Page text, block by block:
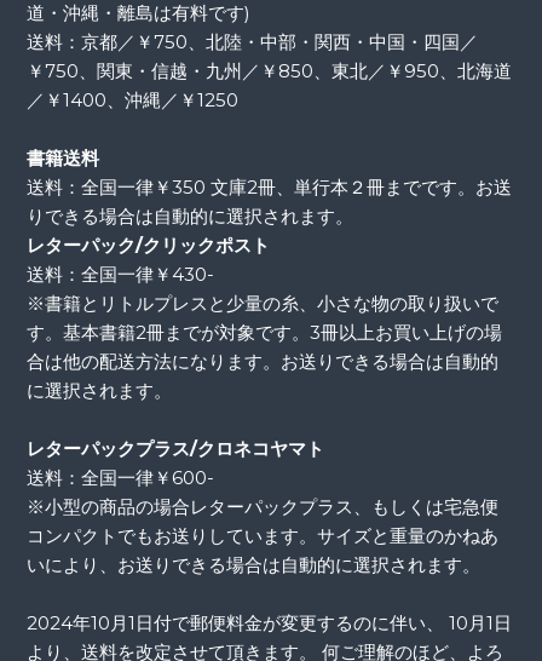
道・沖縄・離島は有料です)
送料：京都／￥750、北陸・中部・関西・中国・四国／
￥750、関東・信越・九州／￥850、東北／￥950、北海道
／￥1400、沖縄／￥1250
書籍送料
送料：全国一律￥350 文庫2冊、単行本２冊までです。お送
りできる場合は自動的に選択されます。
レターパック/クリックポスト
送料：全国一律￥430-
※書籍とリトルプレスと少量の糸、小さな物の取り扱いで
す。基本書籍2冊までが対象です。3冊以上お買い上げの場
合は他の配送方法になります。お送りできる場合は自動的
に選択されます。
レターパックプラス/クロネコヤマト
送料：全国一律￥600-
※小型の商品の場合レターパックプラス、もしくは宅急便
コンパクトでもお送りしています。サイズと重量のかねあ
いにより、お送りできる場合は自動的に選択されます。
2024年10月1日付で郵便料金が変更するのに伴い、 10月1日
より、送料を改定させて頂きます。 何ご理解のほど、よろ